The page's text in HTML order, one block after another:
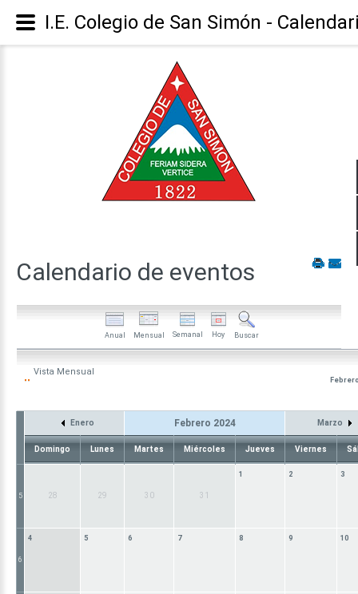
Calendario de eventos
Anual Mensual Semanal Hoy Buscar
Vista Mensual
Enero Febrero 2024 Marzo
Domingo Lunes Martes Miércoles Jueves Viernes
5 28 29 30 31
1 2 3
6
4 5 6 7 8 9 10
I.E. Colegio de San Simón -